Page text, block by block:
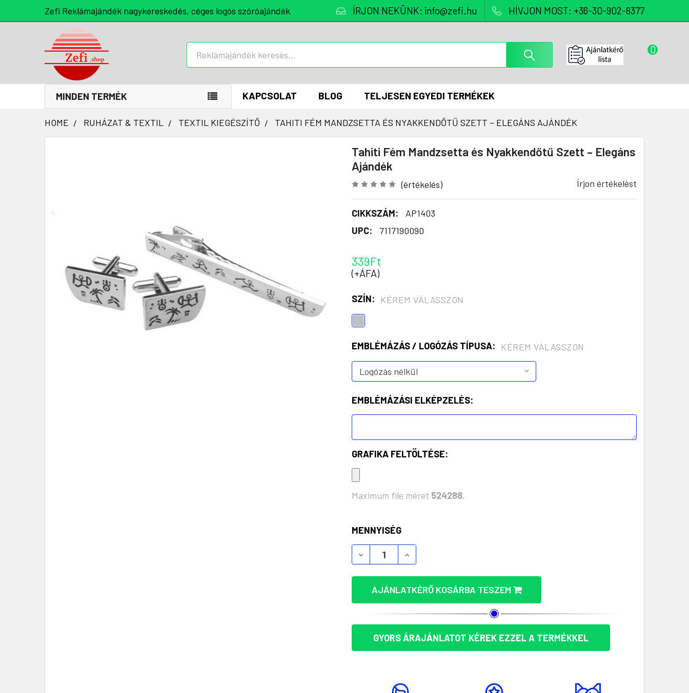
Zefi Reklámajándék nagykereskedés, céges logós szóróajándék ÍRJON NEKÜNK: info@zefi.hu HÍVJON MOST: +36-30-902-8377
0
MINDEN TERMÉK KAPCSOLAT BLOG TELJESEN EGYEDI TERMÉKEK
HOME RUHÁZAT & TEXTIL TEXTIL KIEGÉSZÍTŐ TAHITI FÉM MANDZSETTA ÉS NYAKKENDŐTŰ SZETT – ELEGÁNS AJÁNDÉK
Tahiti Fém Mandzsetta és Nyakkendőtű Szett – Elegáns
Ajándék
(értékelés) Írjon értékelést
CIKKSZÁM:
AP1403
UPC:
7117190090
339Ft
(+ÁFA)
SZÍN: KÉREM VÁLASSZON
EMBLÉMÁZÁS / LOGÓZÁS TÍPUSA: KÉREM VÁLASSZON
EMBLÉMÁZÁSI ELKÉPZELÉS:
GRAFIKA FELTÖLTÉSE:
Maximum file méret 524288,
KÉSZLET:
MENNYISÉG
TAHITI FÉM MANDZSETTA ÉS NYAKKENDŐTŰ SZETT – ELEGÁNS AJÁNDÉK
TAHITI FÉM MANDZSETTA ÉS NYAKKENDŐTŰ SZETT – ELEGÁNS
AJÁNLATKÉRŐ KOSÁRBA TESZEM
GYORS ÁRAJÁNLATOT KÉREK EZZEL A TERMÉKKEL